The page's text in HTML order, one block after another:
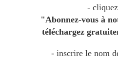
-
"Abonnez-vous à
téléchargez
- inscrire le nom